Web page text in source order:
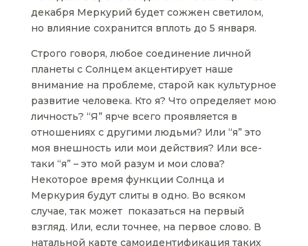
декабря Меркурий будет сожжен светилом,
но влияние сохранится вплоть до 5 января.
Строго говоря, любое соединение личной
планеты с Солнцем акцентирует наше
внимание на проблеме, старой как культурное
развитие человека. Кто я? Что определяет мою
личность? “Я” ярче всего проявляется в
отношениях с другими людьми? Или “я” это
моя внешность или мои действия? Или все-
таки “я” – это мой разум и мои слова?
Некоторое время функции Солнца и
Меркурия будут слиты в одно. Во всяком
случае, так может показаться на первый
взгляд. Или, если точнее, на первое слово. В
натальной карте самоидентификация таких